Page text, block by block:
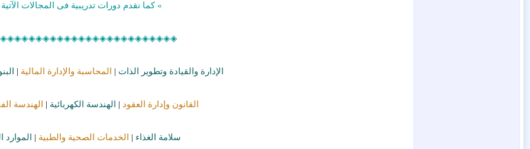
» كما نقدم دورات تدريبية فى المجالات
الإدارة والقيادة وتطوير الذات | المحاسبة والإدارة المالية |
القانون وإدارة العقود | الهندسة الكهربائية | الهندسة
سلامة الغذاء | الخدمات الصحية والطبية | الموارد